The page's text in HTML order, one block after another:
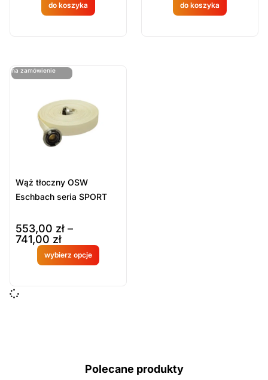
do koszyka
Produkt
na
zamówien
do koszyka
Produkt
na zamówienie
ostatnie sztuki
Wąż tłoczny OSW
Eschbach seria SPORT
553,00 zł –
741,00 zł
wybierz opcje
Produkt
dostępny
Polecane produkty